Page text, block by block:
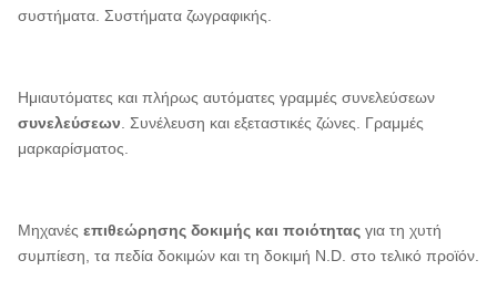
συστήματα. Συστήματα ζωγραφικής.
Ημιαυτόματες και πλήρως αυτόματες γραμμές συνελεύσεων
συνελεύσεων . Συνέλευση και εξεταστικές ζώνες. Γραμμές
μαρκαρίσματος.
Μηχανές επιθεώρησης δοκιμής και ποιότητας για τη χυτή
συμπίεση, τα πεδία δοκιμών και τη δοκιμή N.D. στο τελικό προϊόν.